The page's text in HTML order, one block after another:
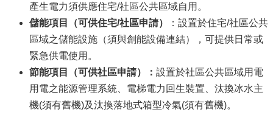
產生電力須供應住宅/社區公共區域自用。
儲能項目（可供住宅/社區申請）
：設置於住宅/社區公共
區域之儲能設施（須與創能設備連結），可提供日常或
緊急供電使用。
節能項目（可供社區申請）： 設置於社區公共區域用電
用電之能源管理系統、電梯電力回生裝置、汰換冰水主
機(須有舊機)及汰換落地式箱型冷氣(須有舊機)。